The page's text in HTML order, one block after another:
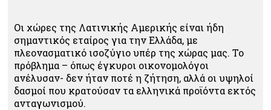
Οι χώρες της Λατινικής Αμερικής είναι ήδη
σημαντικός εταίρος για την Ελλάδα, με
πλεονασματικό ισοζύγιο υπέρ της χώρας μας. Το
πρόβλημα – όπως έγκυροι οικονομολόγοι
ανέλυσαν- δεν ήταν ποτέ η ζήτηση, αλλά οι υψηλοί
δασμοί που κρατούσαν τα ελληνικά προϊόντα εκτός
ανταγωνισμού.